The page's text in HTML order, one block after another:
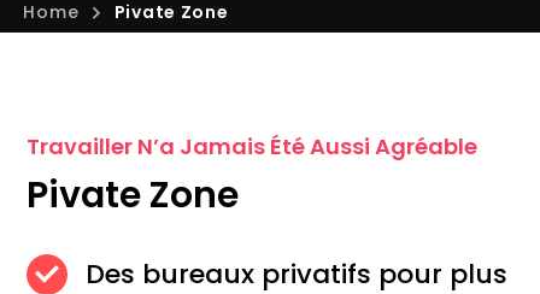
Home Pivate Zone
Travailler N’a Jamais Été Aussi Agréable
Pivate Zone
Des bureaux privatifs pour plus